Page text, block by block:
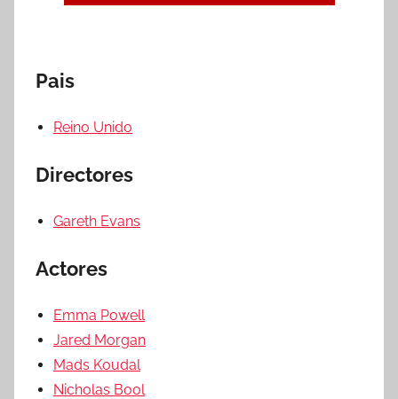
Pais
Reino Unido
Directores
Gareth Evans
Actores
Emma Powell
Jared Morgan
Mads Koudal
Nicholas Bool